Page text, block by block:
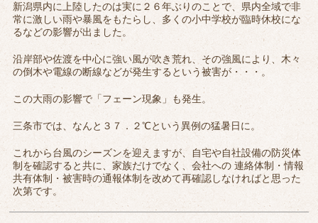
新潟県内に上陸したのは実に２６年ぶりのことで、県内全域で非
常に激しい雨や暴風をもたらし、多くの小中学校が臨時休校にな
るなどの影響が出ました。
沿岸部や佐渡を中心に強い風が吹き荒れ、その強風により、木々
の倒木や電線の断線などが発生するという被害が・・・。
この大雨の影響で「フェーン現象」も発生。
三条市では、なんと３７．２℃という異例の猛暑日に。
これから台風のシーズンを迎えますが、自宅や自社設備の防災体
制を確認すると共に、家族だけでなく、会社への 連絡体制・情報
共有体制・被害時の通報体制を改めて再確認しなければと思った
次第です。